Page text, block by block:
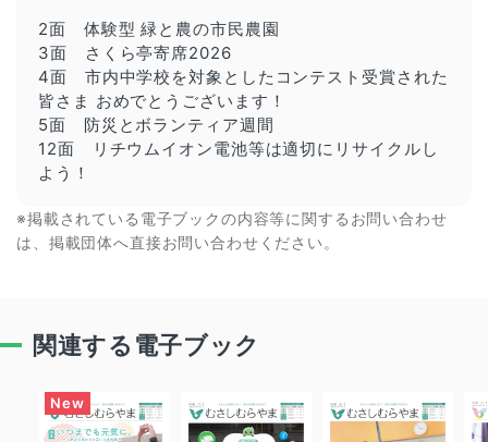
2面 体験型 緑と農の市民農園
3面 さくら亭寄席2026
4面 市内中学校を対象としたコンテスト受賞された
皆さま おめでとうございます！
5面 防災とボランティア週間
12面 リチウムイオン電池等は適切にリサイクルし
よう！
※掲載されている電子ブックの内容等に関するお問い合わせ
は、掲載団体へ直接お問い合わせください。
関連する電子ブック